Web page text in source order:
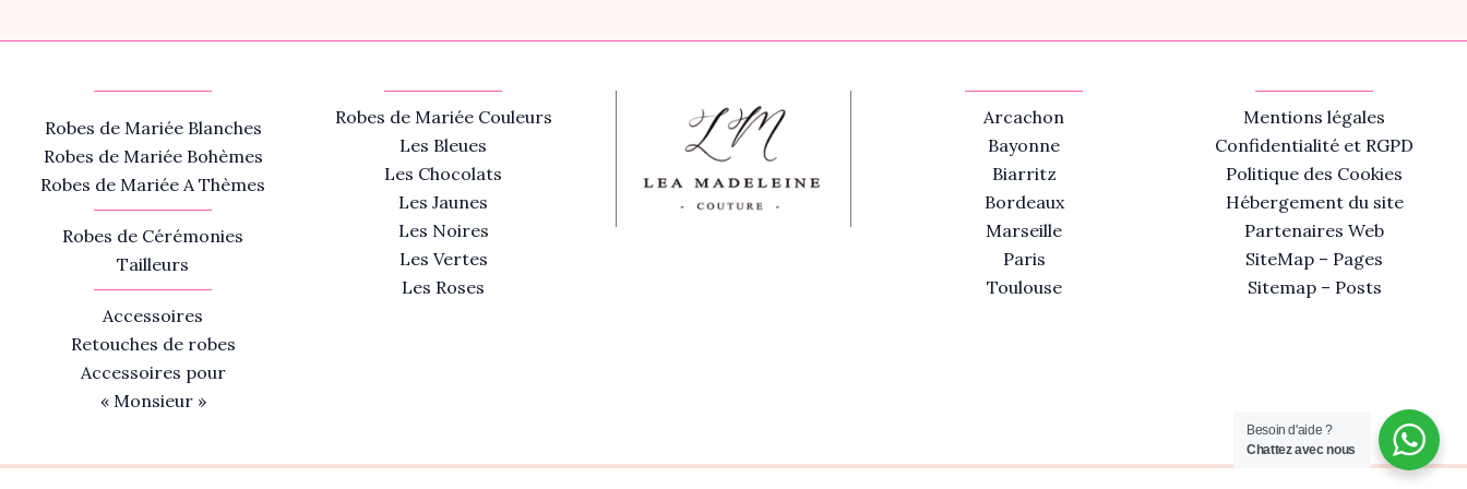
Robes de Mariée Blanches
Robes de Mariée Bohèmes
Robes de Mariée A Thèmes
Robes de Cérémonies
Tailleurs
Accessoires
Retouches de robes
Accessoires pour
« Monsieur »
Robes de Mariée Couleurs
Les Bleues
Les Chocolats
Les Jaunes
Les Noires
Les Vertes
Les Roses
Arcachon
Bayonne
Biarritz
Bordeaux
Marseille
Paris
Toulouse
Mentions légales
Confidentialité et RGPD
Politique des Cookies
Hébergement du site
Partenaires Web
SiteMap – Pages
Sitemap – Posts
Besoin d'aide ?
Chattez avec nous